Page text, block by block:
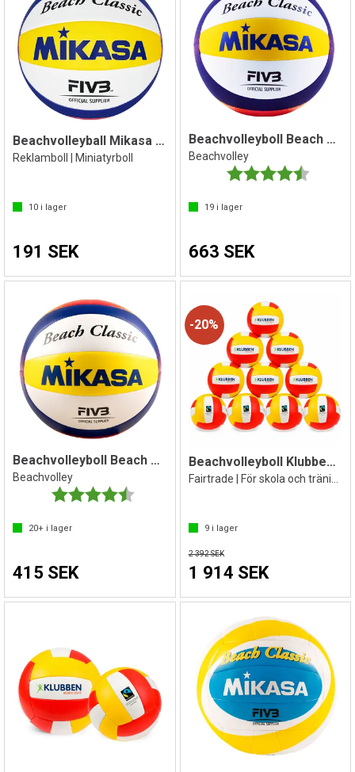
Beachvolleyball Mikasa BV1.550C
Reklamboll | Miniatyrboll
10 i lager
191 SEK
Beachvolleyboll Beach Classic BV551C
Beachvolley
Betyg:
19i lager
663 SEK
Beachvolleyboll Beach Classic BV552C
Beachvolley
Betyg:
4.6 utav 5 stjärnor
20+ i lager
415 SEK
20%
Beachvolleyboll Klubben Soft (10)
9i lager
2 392 SEK
1 914 SEK